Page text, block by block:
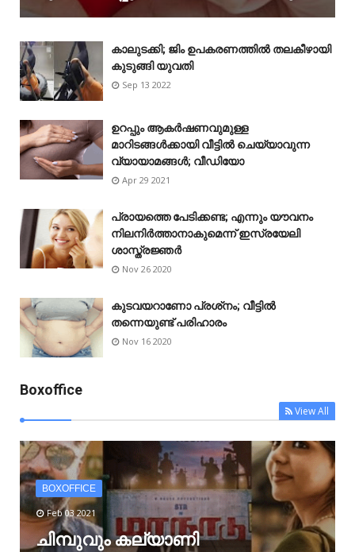
കാലുടക്കി; ജിം ഉപകരണത്തിൽ തലകീഴായി
കുടുങ്ങി യുവതി
Sep 13 2022
ഉറപ്പും ആകർഷണവുമുള്ള
മാറിടങ്ങൾക്കായി വീട്ടിൽ ചെയ്യാവുന്ന
വ്യായാമങ്ങൾ; വീഡിയോ
Apr 29 2021
പ്രായത്തെ പേടിക്കണ്ട; എന്നും യൗവനം
നിലനിർത്താനാകുമെന്ന് ഇസ്രയേലി
ശാസ്ത്രജ്ഞർ
Nov 26 2020
കുടവയറാണോ പ്രശ്‌നം; വീട്ടിൽ
തന്നെയുണ്ട് പരിഹാരം
Nov 16 2020
Boxoffice
View All
BOXOFFICE
Feb 03 2021
ചിമ്പുവും കല്യാണി